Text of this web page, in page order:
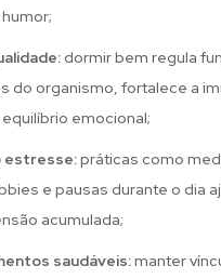
dormir bem regula
do organismo, fortalece a
emocional;
estresse:práticas como
e pausas durante o dia
acumulada;
saudáveis:manter